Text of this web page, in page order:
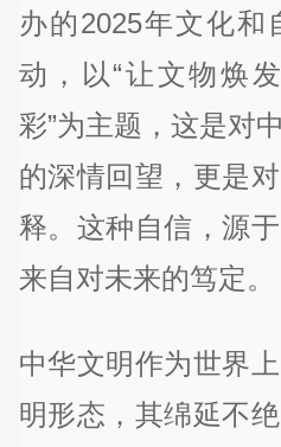
办的2025年文化和
动，以“让文物焕
彩”为主题，这是对
的深情回望，更是
释。这种自信，源
来自对未来的笃定。
中华文明作为世界
明形态，其绵延不